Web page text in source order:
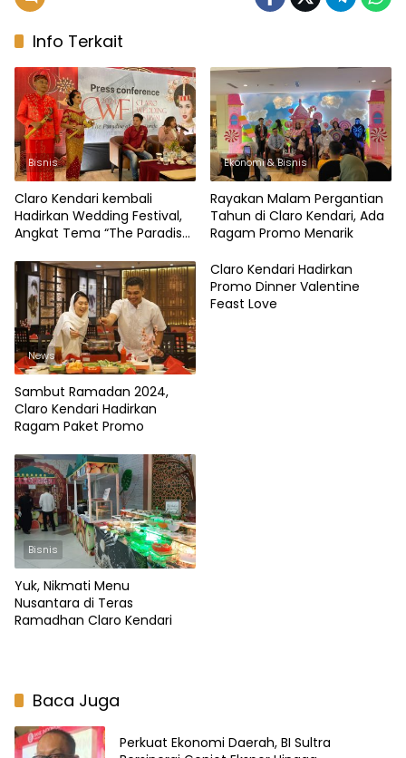
Info Terkait
Bisnis
Claro Kendari kembali
Hadirkan Wedding Festival,
Angkat Tema “The Paradise
Ekonomi & Bisnis
Rayakan Malam Pergantian
Tahun di Claro Kendari, Ada
Ragam Promo Menarik
News
Sambut Ramadan 2024,
Claro Kendari Hadirkan
Ragam Paket Promo
Claro Kendari Hadirkan
Promo Dinner Valentine
Feast Love
Bisnis
Yuk, Nikmati Menu
Nusantara di Teras
Ramadhan Claro Kendari
Baca Juga
Perkuat Ekonomi Daerah, BI Sultra